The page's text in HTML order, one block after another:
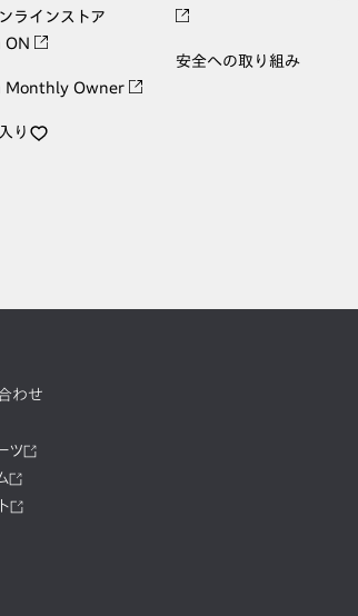
ラインストア
ON
Monthly Owner
り
安全への取り組み
わせ
ツ